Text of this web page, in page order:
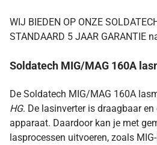
WIJ BIEDEN OP ONZE
STANDAARD 5 JAAR GARANTIE
Soldatech MIG/MAG 160A
De Soldatech MIG/MAG 160A
HG. De lasinverter is draagbaar
apparaat. Daardoor kan je met
lasprocessen uitvoeren, zoals